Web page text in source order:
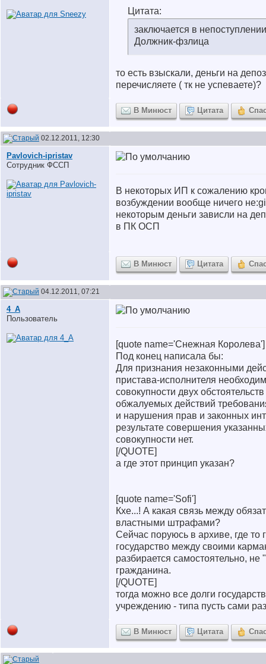
Цитата:
заключается в
Должник-фзлица
то есть взыскали, деньги на
перечисляете ( тк не успеваете)?
В Минюст Цитата
02.12.2011, 12:30
Pavlovich-ipristav
Сотрудник ФССП
В некоторых ИП к сожалению
возбуждении вообще ничего
некоторым деньги зависли на
в ПК ОСП
В Минюст Цитата
04.12.2011, 07:21
4_A
Пользователь
[quote name='Снежная Королева']
Под конец написала бы:
Для признания незаконными
пристава-исполнителя
совокупности двух
обжалуемых действий
и нарушения прав и законных
результате совершения
совокупности нет.
[/QUOTE]
а где этот принцип указан?
[quote name='Sofi']
Кхе...! А какая связь между
властными штрафами?
Сейчас поруюсь в архиве, где то
государство между своими
разбирается самостоятельно, не
гражданина.
[/QUOTE]
тогда можно все долги
учреждению - типа пусть сами
В Минюст Цитата